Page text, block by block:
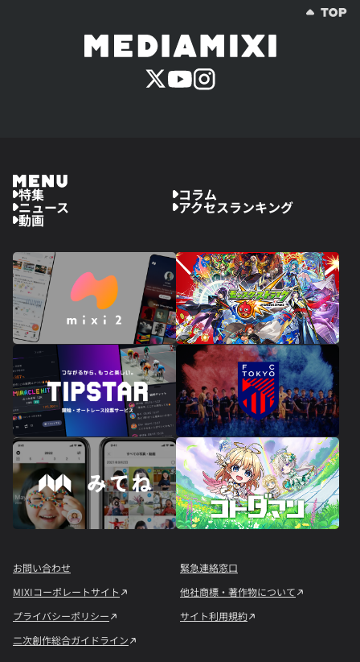
特集 コラム
ニュース アクセスランキング
動画
お問い合わせ
緊急連絡窓口
MIXIコーポレートサイト
他社商標・著作物について
プライバシーポリシー
サイト利用規約
二次創作総合ガイドライン